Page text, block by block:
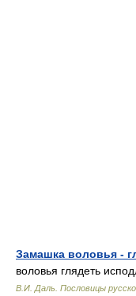
Замашка воловья -
воловья глядеть
В.И. Даль. Пословицы